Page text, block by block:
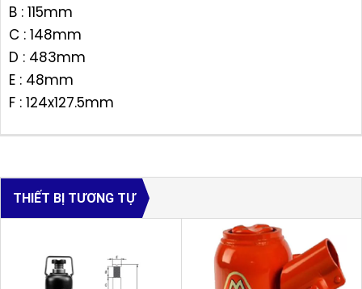
B : 115mm
C : 148mm
D : 483mm
E : 48mm
F : 124x127.5mm
THIẾT BỊ TƯƠNG TỰ